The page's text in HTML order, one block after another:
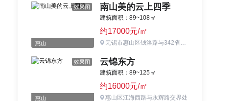
效果图
惠山
南山美的云上四季
建筑面积：89~108㎡
约17000元/㎡
无锡市惠山区钱洛路与342省道交汇处
效果图
惠山
云锦东方
建筑面积：89~125㎡
约16000元/㎡
惠山区江海西路与永辉路交界处